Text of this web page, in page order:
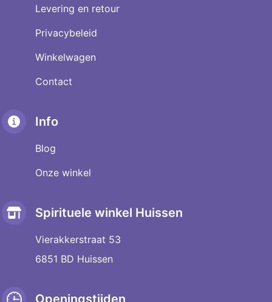
Levering en retour
Privacybeleid
Winkelwagen
Contact
Info
Blog
Onze winkel
Spirituele winkel Huissen
Vierakkerstraat 53
6851 BD Huissen
Openingstijden